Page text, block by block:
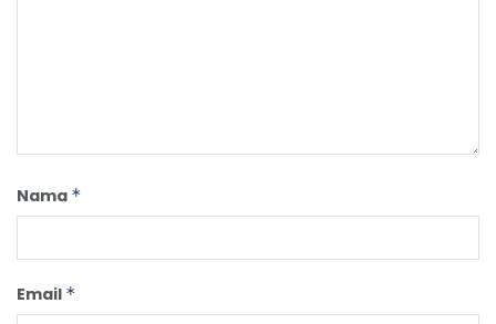
Nama *
Email *